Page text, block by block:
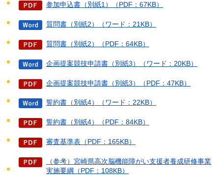
参加申込書（別紙1）（PDF：67KB）
質問書（別紙2）（ワード：21KB）
質問書（別紙2）（PDF：64KB）
企画提案競技申請書（別紙3）（ワード：20KB）
企画提案競技申請書（別紙3）（PDF：47KB）
誓約書（別紙4）（ワード：22KB）
誓約書（別紙4）（PDF：84KB）
審査基準表（PDF：165KB）
（参考）宮崎県高次脳機能障がい支援者養成研修事業
実施要綱（PDF：108KB）